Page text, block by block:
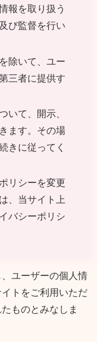
報を取り扱う
び監督を行い
除いて、ユー
三者に提供す
いて、開示、
ます。その場
きに従ってく
リシーを変更
、当サイト上
バシーポリシ
ユーザーの個人情
トをご利用いただ
ものとみなしま